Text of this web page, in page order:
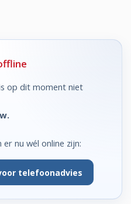
op dit moment niet
nu wél online zijn:
telefoonadvies